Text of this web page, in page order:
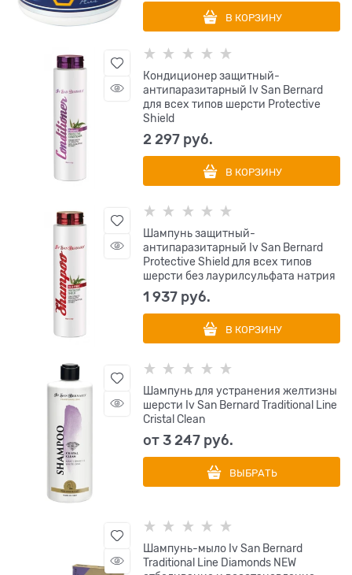
В КОРЗИНУ
Кондиционер защитный-
антипаразитарный Iv San Bernard
для всех типов шерсти Protective
Shield
2 297 руб.
В КОРЗИНУ
Шампунь защитный-
антипаразитарный Iv San Bernard
Protective Shield для всех типов
шерсти без лаурилсульфата натрия
1 937 руб.
В КОРЗИНУ
Шампунь для устранения желтизны
шерсти Iv San Bernard Traditional Line
Cristal Clean
от3 247 руб.
ВЫБРАТЬ
Шампунь-мыло Iv San Bernard
Traditional Line Diamonds NEW